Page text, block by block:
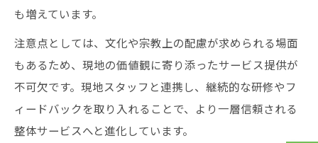
も増えています。
注意点としては、文化や宗教上の配慮が求められる場面
もあるため、現地の価値観に寄り添ったサービス提供が
不可欠です。現地スタッフと連携し、継続的な研修やフ
ィードバックを取り入れることで、より一層信頼される
整体サービスへと進化しています。